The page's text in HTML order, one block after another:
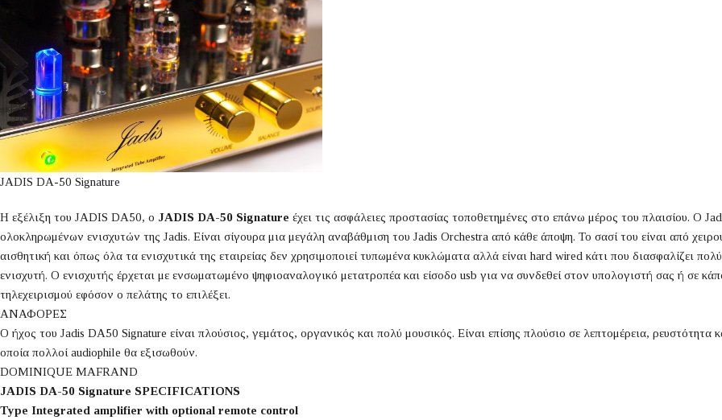
JADIS DA-50 Signature
Η εξέλιξη του JADIS DA50, ο JADIS DA-50 Signature έχει τις ασφάλειες προστασίας τοποθετημένες στο επάνω μέρος του πλαισίου. Ο
ολοκληρωμένων ενισχυτών της Jadis. Είναι σίγουρα μια μεγάλη αναβάθμιση του Jadis Orchestra από κάθε άποψη. Το σασί του είναι από
αισθητική και όπως όλα τα ενισχυτικά της εταιρείας δεν χρησιμοποιεί τυπωμένα κυκλώματα αλλά είναι hard wired κάτι που διασφαλίζει
ενισχυτή. Ο ενισχυτής έρχεται με ενσωματωμένο ψηφιοαναλογικό μετατροπέα και είσοδο usb για να συνδεθεί στον υπολογιστή σας ή σε
τηλεχειρισμού εφόσον ο πελάτης το επιλέξει.⁮
ΑΝΑΦΟΡΕΣ
Ο ήχος του Jadis DA50 Signature είναι πλούσιος, γεμάτος, οργανικός και πολύ μουσικός. Είναι επίσης πλούσιο σε λεπτομέρεια, ρευστότητα
οποία πολλοί audiophile θα εξισωθούν.
DOMINIQUE MAFRAND
JADIS DA-50 Signature SPECIFICATIONS
Type Integrated amplifier with optional remote control